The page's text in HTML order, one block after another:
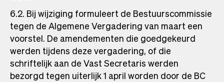
6.2. Bij wijziging formuleert de Bestuurscommissie
tegen de Algemene Vergadering van maart een
voorstel. De amendementen die goedgekeurd
werden tijdens deze vergadering, of die
schriftelijk aan de Vast Secretaris werden
bezorgd tegen uiterlijk 1 april worden door de BC